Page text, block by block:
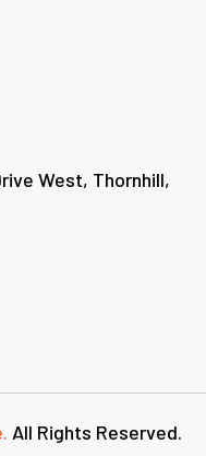
West, Thornhill,
All Rights Reserved.